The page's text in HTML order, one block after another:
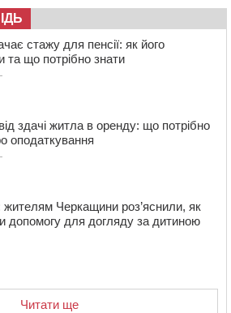
масштабна пожежа
стажу для пенсії: як його
та що потрібно знати
здачі житла в оренду: що потрібно
оподаткування
жителям Черкащини роз’яснили, як
допомогу для догляду за дитиною
Читати ще